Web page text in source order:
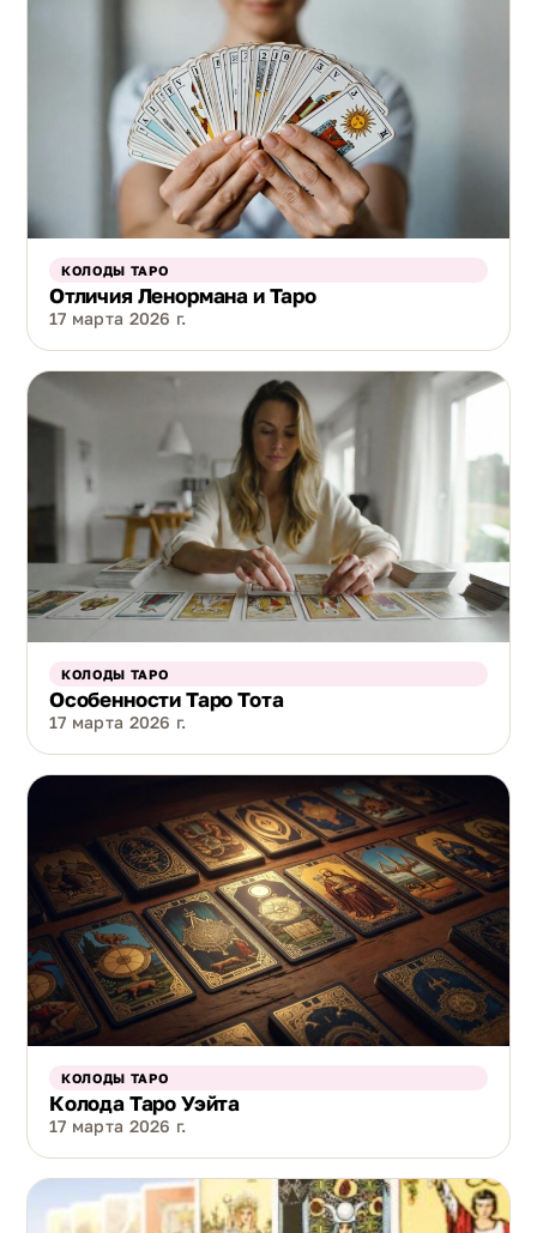
КОЛОДЫ ТАРО
Отличия Ленормана и Таро
17 марта 2026 г.
КОЛОДЫ ТАРО
Особенности Таро Тота
17 марта 2026 г.
КОЛОДЫ ТАРО
Колода Таро Уэйта
17 марта 2026 г.